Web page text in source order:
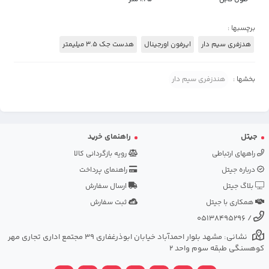
برچسبها :
هدزفری سیم دار
ایرفون اورجینال هدست جک 3.5 میلیمتر
بخشها : هندزفری سیم دار
جیتل
راههای ارتباطی
درباره جیتل
بلاگ جیتل
همکاری با جیتل
راهنمای خرید
رویه بازگردانی کالا
راهنمای پرداخت
ارسال سفارش
ثبت سفارش
/
05138495296
نشانی: مشهد بلوار احمدآباد خیابان ابوذرغفاری 39 مجتمع اداری تجاری مهر
کوهسنگی طبقه سوم واحد 2